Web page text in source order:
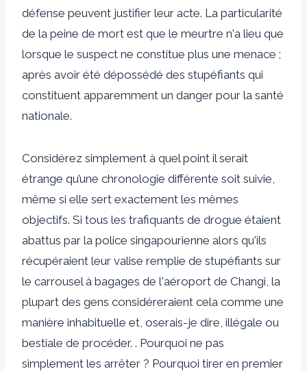
défense peuvent justifier leur acte. La particularité
de la peine de mort est que le meurtre n'a lieu que
lorsque le suspect ne constitue plus une menace ;
après avoir été dépossédé des stupéfiants qui
constituent apparemment un danger pour la santé
nationale.
Considérez simplement à quel point il serait
étrange qu’une chronologie différente soit suivie,
même si elle sert exactement les mêmes
objectifs. Si tous les trafiquants de drogue étaient
abattus par la police singapourienne alors qu'ils
récupéraient leur valise remplie de stupéfiants sur
le carrousel à bagages de l'aéroport de Changi, la
plupart des gens considéreraient cela comme une
manière inhabituelle et, oserais-je dire, illégale ou
bestiale de procéder. . Pourquoi ne pas
simplement les arrêter ? Pourquoi tirer en premier